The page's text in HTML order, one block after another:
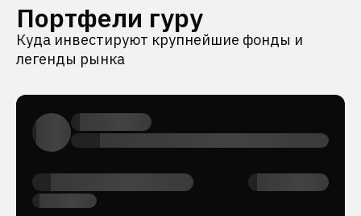
Портфели гуру
Куда инвестируют крупнейшие фонды и
легенды рынка